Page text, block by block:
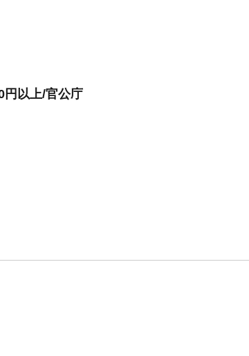
円以上/官公庁